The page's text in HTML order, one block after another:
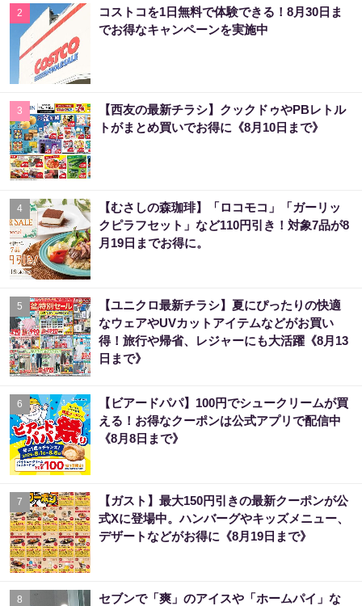
2
コストコを1日無料で体験できる！8月30日ま
でお得なキャンペーンを実施中
3
【西友の最新チラシ】クックドゥやPBレトル
トがまとめ買いでお得に《8月10日まで》
4
【むさしの森珈琲】「ロコモコ」「ガーリッ
クピラフセット」など110円引き！対象7品が8
月19日までお得に。
5
【ユニクロ最新チラシ】夏にぴったりの快適
なウェアやUVカットアイテムなどがお買い
得！旅行や帰省、レジャーにも大活躍《8月13
日まで》
6
【ビアードパパ】100円でシュークリームが買
える！お得なクーポンは公式アプリで配信中
《8月8日まで》
7
【ガスト】最大150円引きの最新クーポンが公
式Xに登場中。ハンバーグやキッズメニュー、
デザートなどがお得に《8月19日まで》
8
セブンで「爽」のアイスや「ホームパイ」な